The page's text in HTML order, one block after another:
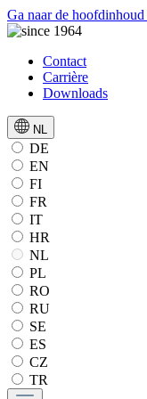
Ga naar de hoofdinhoud
Contact
Carrière
Downloads
NL
DE
EN
FI
FR
IT
HR
NL
PL
RO
RU
SE
ES
CZ
TR